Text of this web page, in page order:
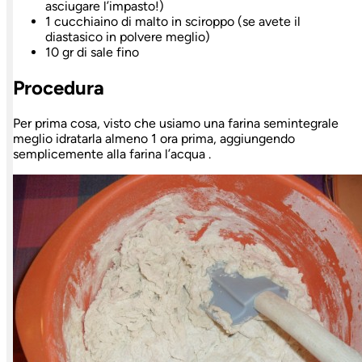
asciugare l’impasto!)
1 cucchiaino di malto in sciroppo (se avete il
diastasico in polvere meglio)
10 gr di sale fino
Procedura
Per prima cosa, visto che usiamo una farina semintegrale
meglio idratarla almeno 1 ora prima, aggiungendo
semplicemente alla farina l’acqua .